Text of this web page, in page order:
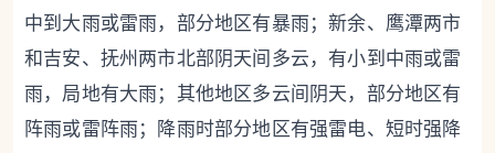
中到大雨或雷雨，部分地区有暴雨；新余、鹰潭两市
和吉安、抚州两市北部阴天间多云，有小到中雨或雷
雨，局地有大雨；其他地区多云间阴天，部分地区有
阵雨或雷阵雨；降雨时部分地区有强雷电、短时强降